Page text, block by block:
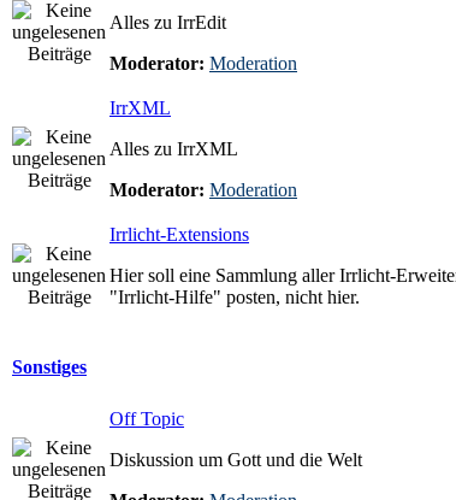
Alles zu IrrEdit
Moderator: Moderation
IrrXML
Alles zu IrrXML
Moderator: Moderation
Irrlicht-Extensions
Hier soll eine Sammlung aller Irrlicht-
"Irrlicht-Hilfe" posten, nicht hier.
Sonstiges
Off Topic
Diskussion um Gott und die Welt